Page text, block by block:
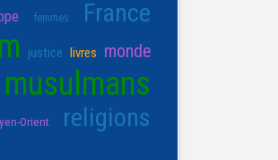
femmes France
justice livres monde
musulmans
Orient
religions